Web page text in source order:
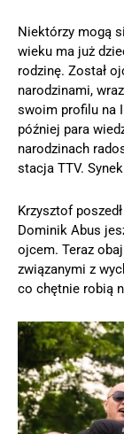
Niektórzy mogą
wieku ma już
rodzinę. Został
narodzinami,
swoim profilu na
później para
narodzinach
stacja TTV.
Krzysztof
Dominik Abus
ojcem. Teraz
związanymi z
co chętnie robią